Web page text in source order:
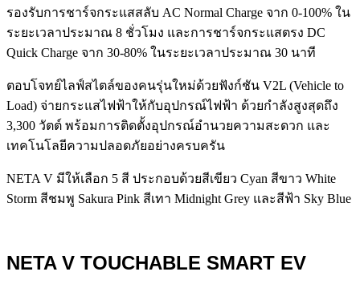
รองรับการชาร์จกระแสสลับ AC Normal Charge จาก 0-100% ใน
ระยะเวลาประมาณ 8 ชั่วโมง และการชาร์จกระแสตรง DC
Quick Charge จาก 30-80% ในระยะเวลาประมาณ 30 นาที
ตอบโจทย์ไลฟ์สไตล์ของคนรุ่นใหม่ด้วยฟังก์ชัน V2L (Vehicle to
Load) จ่ายกระแสไฟฟ้าให้กับอุปกรณ์ไฟฟ้า ด้วยกำลังสูงสุดถึง
3,300 วัตต์ พร้อมการติดตั้งอุปกรณ์อำนวยความสะดวก และ
เทคโนโลยีความปลอดภัยอย่างครบครัน
NETA V มีให้เลือก 5 สี ประกอบด้วยสีเขียว Cyan สีขาว White
Storm สีชมพู Sakura Pink สีเทา Midnight Grey และสีฟ้า Sky Blue
NETA V TOUCHABLE SMART EV